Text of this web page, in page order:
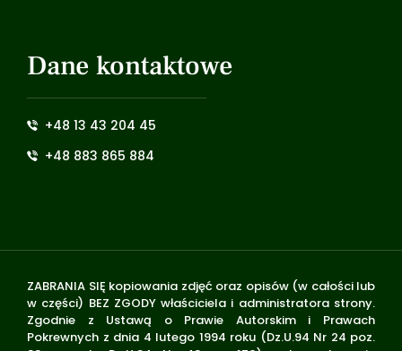
Dane kontaktowe
+48 13 43 204 45
+48 883 865 884
ZABRANIA SIĘ kopiowania zdjęć oraz opisów (w całości lub
w części) BEZ ZGODY właściciela i administratora strony.
Zgodnie z Ustawą o Prawie Autorskim i Prawach
Pokrewnych z dnia 4 lutego 1994 roku (Dz.U.94 Nr 24 poz.